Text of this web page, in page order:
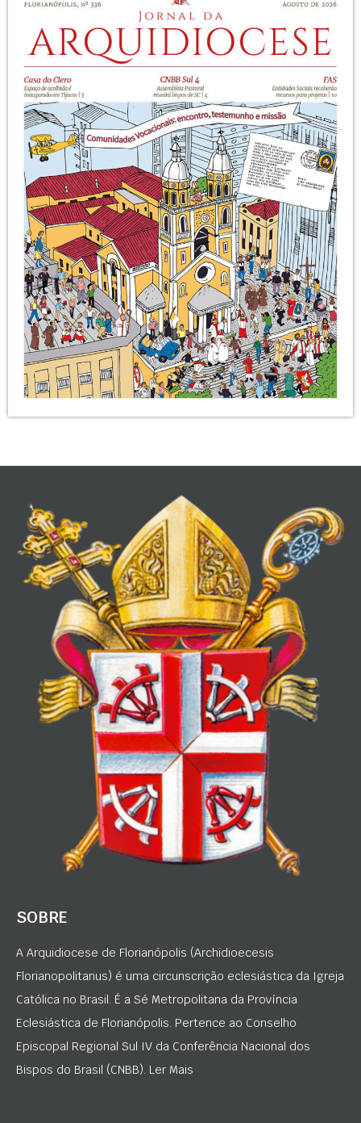
SOBRE
A Arquidiocese de Florianópolis (Archidioecesis
Florianopolitanus) é uma circunscrição eclesiástica da Igreja
Católica no Brasil. É a Sé Metropolitana da Província
Eclesiástica de Florianópolis. Pertence ao Conselho
Episcopal Regional Sul IV da Conferência Nacional dos
Bispos do Brasil (CNBB). Ler Mais